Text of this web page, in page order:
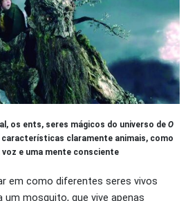
os ents, seres mágicos do universo de O
características claramente animais, como
voz e uma mente consciente
em como diferentes seres vivos
um mosquito, que vive apenas